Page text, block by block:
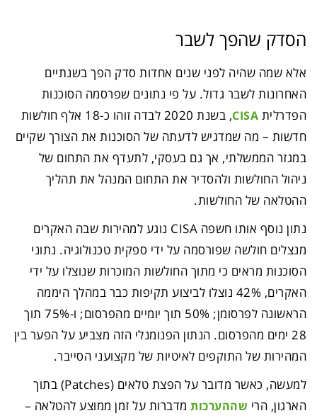
הסדק שהפך לשבר
אלא שמה שהיה לפני שנים אחדות סדק הפך בשנתיים
האחרונות לשבר גדול. על פי נתונים שפרסמה הסוכנות
הפדרלית CISA
, בשנת 2020 לבדה זוהו כ-18 אלף חולשות
חדשות – מה שמדגיש לדעתה של הסוכנות את הצורך שקיים
במגזר הממשלתי, אך גם בעסקי, לתעדף את התחום של
ניהול החולשות ולהסדיר את התחום המנהל את תהליך
ההטלאה של החולשות.
נתון נוסף אותו חשפה CISA נוגע למהירות שבה האקרים
מנצלים חולשה שפורסמה על ידי ספקית טכנולוגיה. נתוני
הסוכנות מראים כי מתוך החולשות המוכרות שנוצלו על ידי
האקרים, 42% נוצלו לביצוע תקיפות כבר במהלך היממה
הראשונה לפרסומן; 50% תוך יומיים מהפרסום; ו-75% תוך
28 ימים מהפרסום. הנתון הפנומנלי הזה מצביע על הפער בין
המהירות של התוקפים לאיטיות של מקצועני הסייבר.
למעשה, כאשר מדובר על הפצת טלאים (Patches) בתוך
הארגון, הרי שההערכות מדברות על זמן ממוצע להטלאה –